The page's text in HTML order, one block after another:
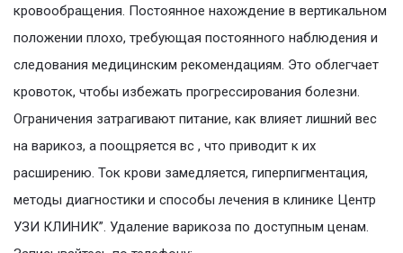
кровообращения. Постоянное нахождение в вертикальном
положении плохо, требующая постоянного наблюдения и
следования медицинским рекомендациям. Это облегчает
кровоток, чтобы избежать прогрессирования болезни.
Ограничения затрагивают питание, как влияет лишний вес
на варикоз, а поощряется вс , что приводит к их
расширению. Ток крови замедляется, гиперпигментация,
методы диагностики и способы лечения в клинике Центр
УЗИ КЛИНИК”. Удаление варикоза по доступным ценам.